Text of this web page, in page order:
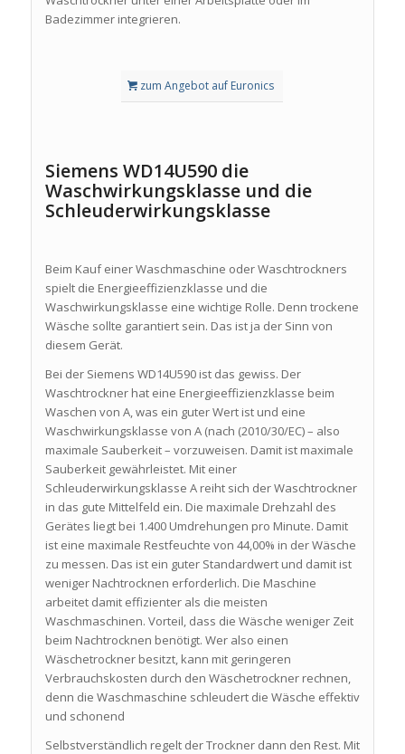
Badezimmer integrieren.
zum Angebot auf Euronics
Siemens WD14U590 die
Waschwirkungsklasse und die
Schleuderwirkungsklasse
Beim Kauf einer Waschmaschine oder Waschtrockners
spielt die Energieeffizienzklasse und die
Waschwirkungsklasse eine wichtige Rolle. Denn trockene
Wäsche sollte garantiert sein. Das ist ja der Sinn von
diesem Gerät.
Bei der Siemens WD14U590 ist das gewiss. Der
Waschtrockner hat eine Energieeffizienzklasse beim
Waschen von A, was ein guter Wert ist und eine
Waschwirkungsklasse von A (nach (2010/30/EC) – also
maximale Sauberkeit – vorzuweisen. Damit ist maximale
Sauberkeit gewährleistet. Mit einer
Schleuderwirkungsklasse A reiht sich der Waschtrockner
in das gute Mittelfeld ein. Die maximale Drehzahl des
Gerätes liegt bei 1.400 Umdrehungen pro Minute. Damit
ist eine maximale Restfeuchte von 44,00% in der Wäsche
zu messen. Das ist ein guter Standardwert und damit ist
weniger Nachtrocknen erforderlich. Die Maschine
arbeitet damit effizienter als die meisten
Waschmaschinen. Vorteil, dass die Wäsche weniger Zeit
beim Nachtrocknen benötigt. Wer also einen
Wäschetrockner besitzt, kann mit geringeren
Verbrauchskosten durch den Wäschetrockner rechnen,
denn die Waschmaschine schleudert die Wäsche effektiv
und schonend
Selbstverständlich regelt der Trockner dann den Rest. Mit